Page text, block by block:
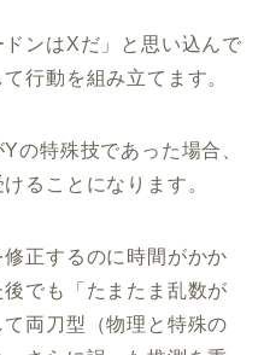
ンはXだ」と思い込んで
行動を組み立てます。
の特殊技であった場合、
ることになります。
正するのに時間がかか
でも「たまたま乱数が
両刀型（物理と特殊の